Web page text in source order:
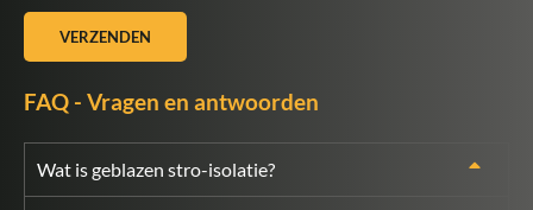
VERZENDEN
FAQ - Vragen en antwoorden
Wat is geblazen stro-isolatie?